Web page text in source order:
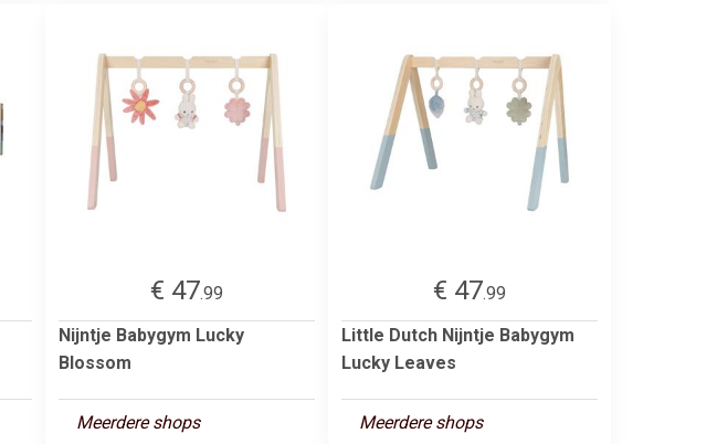
€ 47.99
Nijntje Babygym Lucky
Blossom
Meerdere shops
€ 47.99
Little Dutch Nijntje Babygym
Lucky Leaves
Meerdere shops